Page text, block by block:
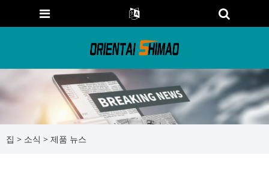
집 > 소식 > 제품 뉴스